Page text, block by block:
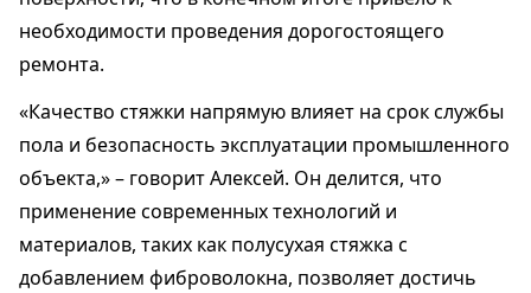
необходимости проведения дорогостоящего
ремонта.
«Качество стяжки напрямую влияет на срок службы
пола и безопасность эксплуатации промышленного
объекта,» – говорит Алексей. Он делится, что
применение современных технологий и
материалов, таких как полусухая стяжка с
добавлением фиброволокна, позволяет достичь